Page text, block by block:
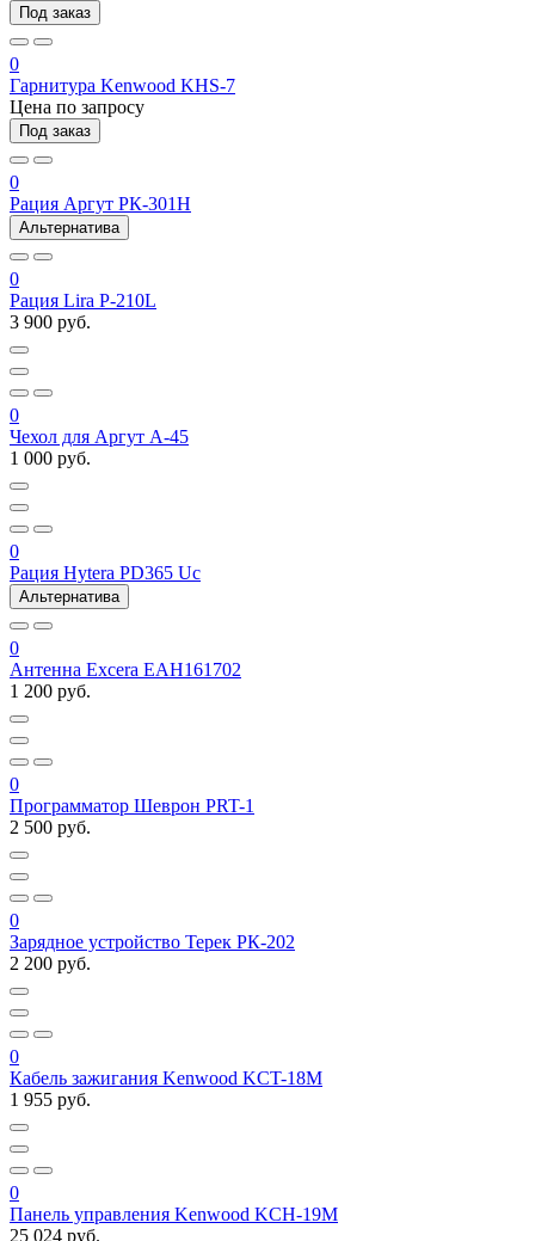
Под заказ
0
Гарнитура Kenwood KHS-7
Цена по запросу
Под заказ
0
Рация Аргут РК-301Н
Альтернатива
0
Рация Lira P-210L
3 900 руб.
0
Чехол для Аргут А-45
1 000 руб.
0
Рация Hytera PD365 Uc
Альтернатива
0
Антенна Excera EAH161702
1 200 руб.
0
Программатор Шеврон PRT-1
2 500 руб.
0
Зарядное устройство Терек РК-202
2 200 руб.
0
Кабель зажигания Kenwood KCT-18M
1 955 руб.
0
Панель управления Kenwood KCH-19M
25 024 руб.